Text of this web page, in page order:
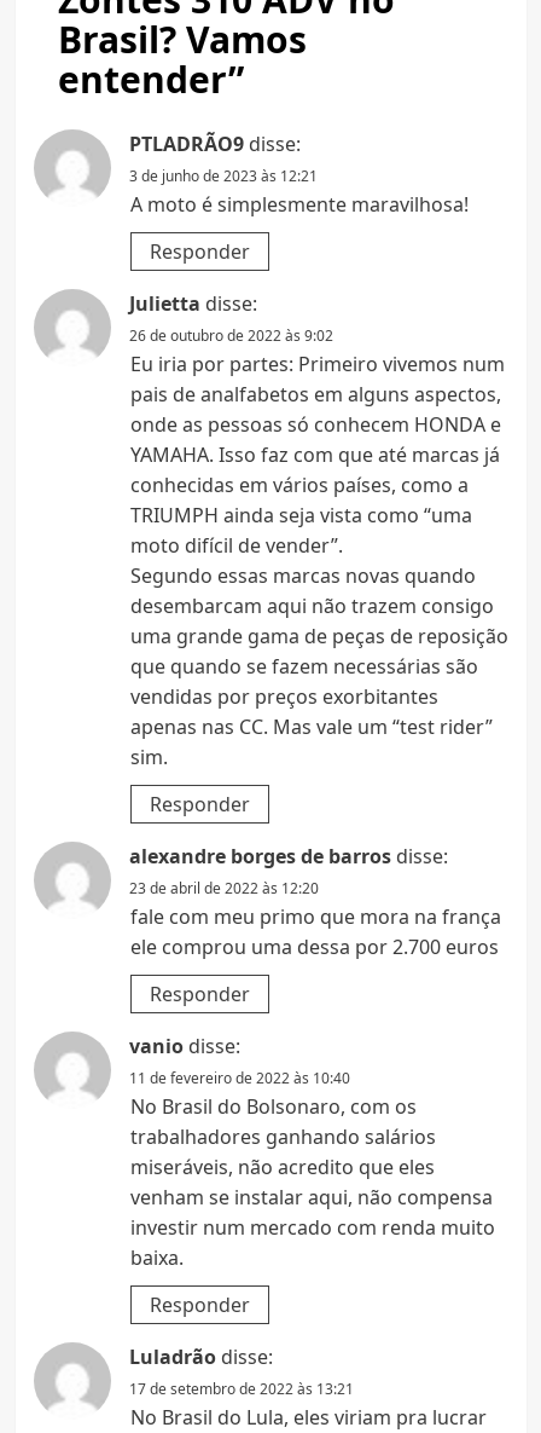
Brasil? Vamos
entender”
PTLADRÃO9 disse:
3 de junho de 2023 às 12:21
A moto é simplesmente maravilhosa!
Responder
Julietta disse:
26 de outubro de 2022 às 9:02
Eu iria por partes: Primeiro vivemos num
pais de analfabetos em alguns aspectos,
onde as pessoas só conhecem HONDA e
YAMAHA. Isso faz com que até marcas já
conhecidas em vários países, como a
TRIUMPH ainda seja vista como “uma
moto difícil de vender”.
Segundo essas marcas novas quando
desembarcam aqui não trazem consigo
uma grande gama de peças de reposição
que quando se fazem necessárias são
vendidas por preços exorbitantes
apenas nas CC. Mas vale um “test rider”
sim.
Responder
alexandre borges de barros disse:
23 de abril de 2022 às 12:20
fale com meu primo que mora na frança
ele comprou uma dessa por 2.700 euros
Responder
vanio disse:
11 de fevereiro de 2022 às 10:40
No Brasil do Bolsonaro, com os
trabalhadores ganhando salários
miseráveis, não acredito que eles
venham se instalar aqui, não compensa
investir num mercado com renda muito
baixa.
Responder
Luladrão disse:
17 de setembro de 2022 às 13:21
No Brasil do Lula, eles viriam pra lucrar